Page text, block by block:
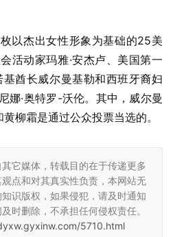
以杰出女性形象为基础的25美
活动家玛雅·安杰卢、美国第一
酋长威尔曼基勒和西班牙裔妇
娜·奥特罗-沃伦。其中，威尔曼
柳霜是通过公众投票当选的。
它媒体，转载目的在于传递更多
点和对其真实性负责，本网站无
识版权，如果侵犯，请及时通知
时删除，不承担任何侵权责任。
5710.html